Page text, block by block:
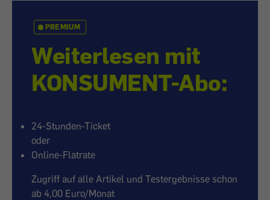
PREMIUM
Weiterlesen mit
KONSUMENT-Abo:
24-Stunden-Ticket
oder
Online-Flatrate
Zugriff auf alle Artikel und Testergebnisse schon
ab 4,00 Euro/Monat